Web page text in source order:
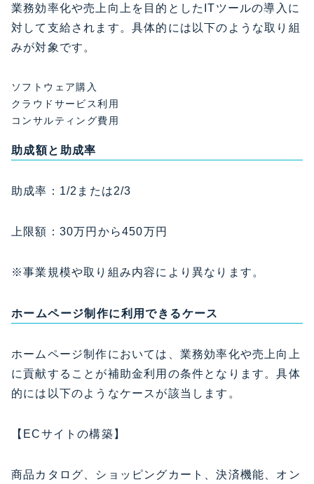
業務効率化や売上向上を目的としたITツールの導入に
対して支給されます。具体的には以下のような取り組
みが対象です。
ソフトウェア購入
クラウドサービス利用
コンサルティング費用
助成額と助成率
助成率：1/2または2/3
上限額：30万円から450万円
※事業規模や取り組み内容により異なります。
ホームページ制作に利用できるケース
ホームページ制作においては、業務効率化や売上向上
に貢献することが補助金利用の条件となります。具体
的には以下のようなケースが該当します。
【​ECサイトの構築】
商品カタログ、ショッピングカート、決済機能、オン